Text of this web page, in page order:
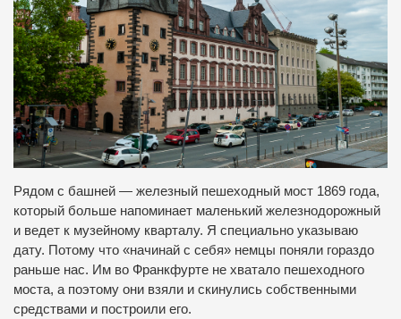
Рядом с башней — железный пешеходный мост 1869 года,
который больше напоминает маленький железнодорожный
и ведет к музейному кварталу. Я специально указываю
дату. Потому что «начинай с себя» немцы поняли гораздо
раньше нас. Им во Франкфурте не хватало пешеходного
моста, а поэтому они взяли и скинулись собственными
средствами и построили его.